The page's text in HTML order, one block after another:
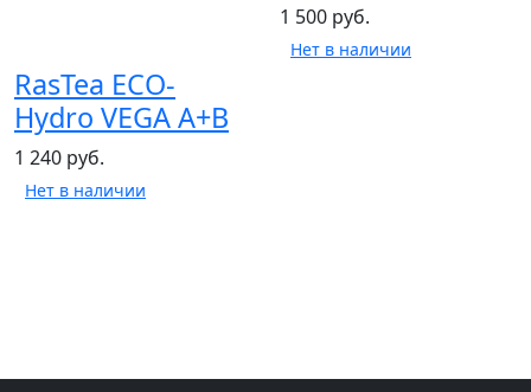
1 500 руб.
Нет в наличии
RasTea ECO-
Hydro VEGA A+B
1 240 руб.
Нет в наличии